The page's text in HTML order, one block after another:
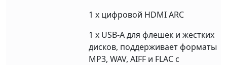
1 х цифровой HDMI ARC
1 х USB-A для флешек и жестких
дисков, поддерживает форматы
MP3, WAV, AIFF и FLAC с